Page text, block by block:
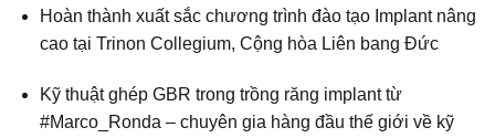
Hoàn thành xuất sắc chương trình đào tạo Implant nâng
cao tại Trinon Collegium, Cộng hòa Liên bang Đức
Kỹ thuật ghép GBR trong trồng răng implant từ
#Marco_Ronda – chuyên gia hàng đầu thế giới về kỹ